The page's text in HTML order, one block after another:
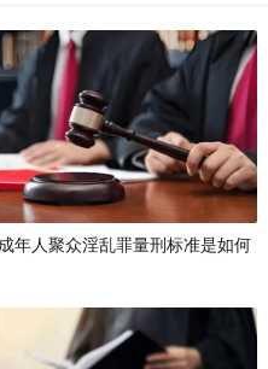
年人聚众淫乱罪量刑标准是如何